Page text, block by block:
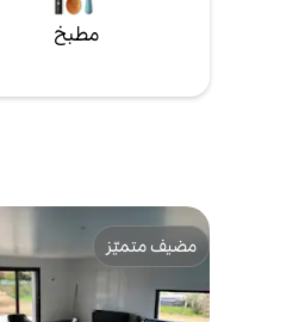
مطبخ
مضيف متميّز
مضيف متميّز